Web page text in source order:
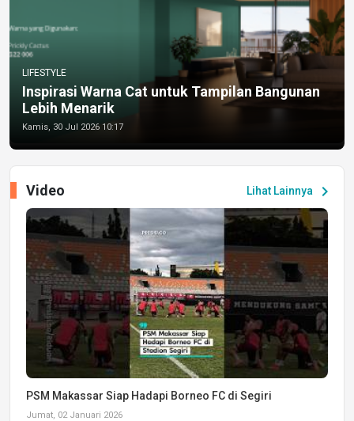
LIFESTYLE
Inspirasi Warna Cat untuk Tampilan Bangunan
Lebih Menarik
Kamis, 30 Jul 2026 10:17
Lihat Lainnya chevron_right
Video
PSM Makassar Siap Hadapi Borneo FC di Segiri
Jumat, 02 Januari 2026